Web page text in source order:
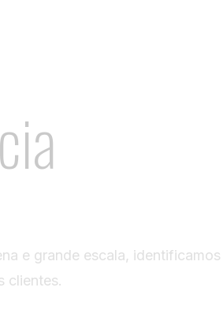
e grande escala, identificamos
clientes.